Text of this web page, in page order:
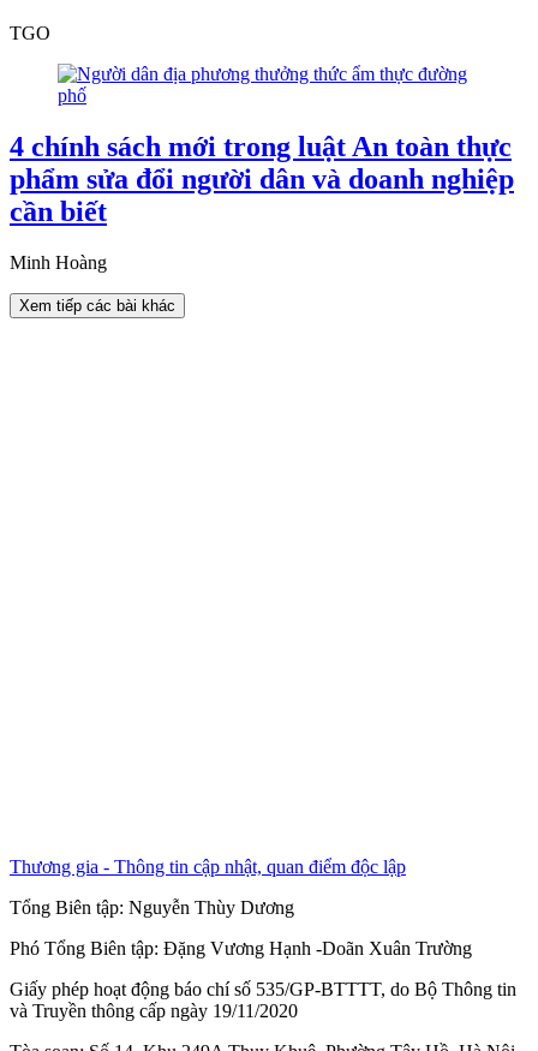
TGO
4 chính sách mới trong luật An toàn thực
phẩm sửa đổi người dân và doanh nghiệp
cần biết
Minh Hoàng
Xem tiếp các bài khác
Thương gia - Thông tin cập nhật, quan điểm độc lập
Tổng Biên tập: Nguyễn Thùy Dương
Phó Tổng Biên tập: Đặng Vương Hạnh -Doãn Xuân Trường
Giấy phép hoạt động báo chí số 535/GP-BTTTT, do Bộ Thông tin
và Truyền thông cấp ngày 19/11/2020